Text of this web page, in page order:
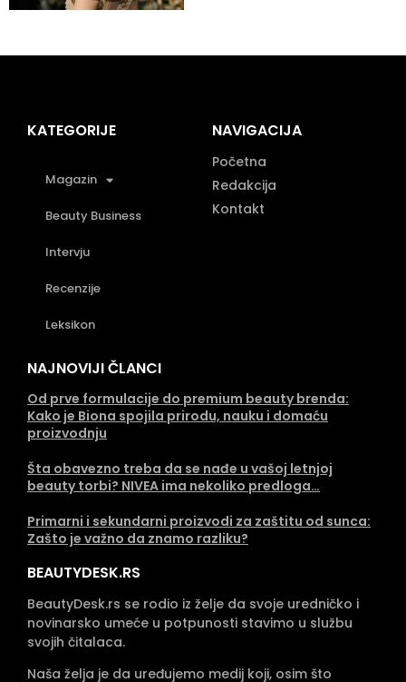
KATEGORIJE
Magazin
Beauty Business
Intervju
Recenzije
Leksikon
NAVIGACIJA
Početna
Redakcija
Kontakt
NAJNOVIJI ČLANCI
Od prve formulacije do premium beauty brenda:
Kako je Biona spojila prirodu, nauku i domaću
proizvodnju
Šta obavezno treba da se nađe u vašoj letnjoj
beauty torbi? NIVEA ima nekoliko predloga…
Primarni i sekundarni proizvodi za zaštitu od sunca:
Zašto je važno da znamo razliku?
BEAUTYDESK.RS
BeautyDesk.rs se rodio iz želje da svoje uredničko i
novinarsko umeće u potpunosti stavimo u službu
svojih čitalaca.
Naša želja je da uređujemo medij koji, osim što